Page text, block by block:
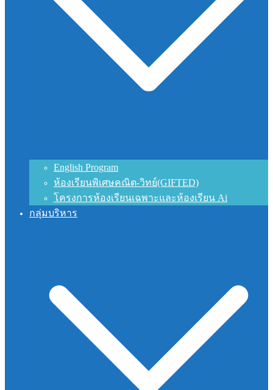
English Program
ห้องเรียนพิเศษคณิต-วิทย์(GIFTED)
โครงการห้องเรียนเฉพาะและห้องเรียน Ai
กลุ่มบริหาร